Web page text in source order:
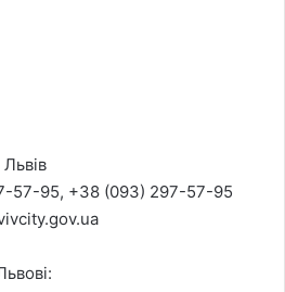
57-95, +38 (093) 297-57-95